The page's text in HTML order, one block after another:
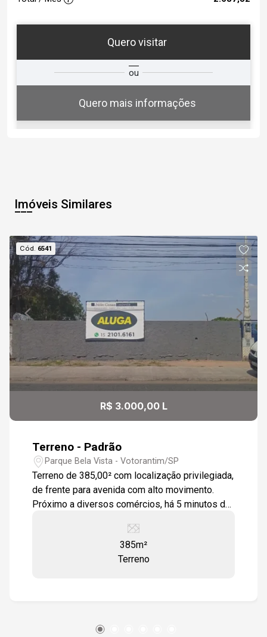
Quero visitar
ou
Quero mais informações
Qual o melhor dia e horário para
você?
07
Aug/Fri
Aug/Sat
09
Aug/Sun
10
12:30
13:00
13:30
14:00
14:30
Imóveis Similares
Cód. 6541
R$ 3.000,00 L
Terreno - Padrão
Parque Bela Vista - Votorantim/SP
Terreno de 385,00² com localização privilegiada,
de frente para avenida com alto movimento.
Próximo a diversos comércios, há 5 minutos do
385m²
Terreno